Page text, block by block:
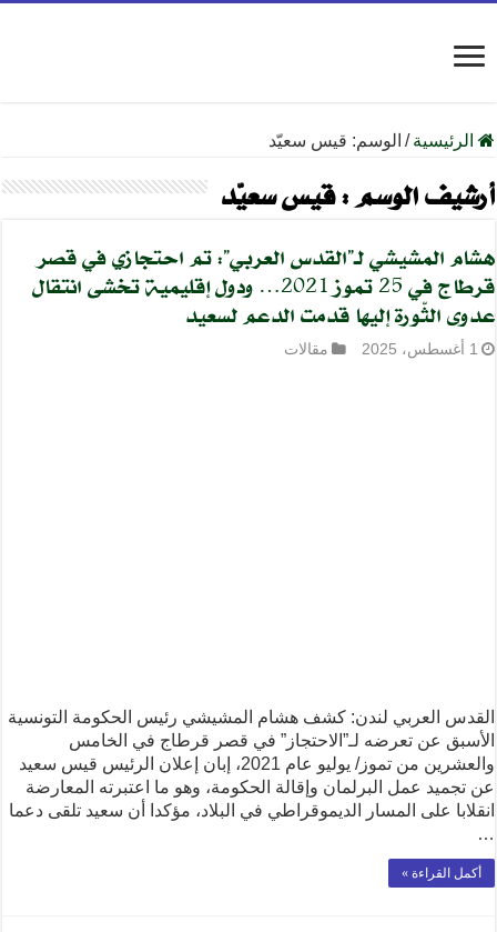
الرئيسية / الوسم: قيس سعيّد
أرشيف الوسم :قيس سعيّد
هشام المشيشي لـ”القدس العربي”: تم احتجازي في قصر
قرطاج في 25 تموز 2021… ودول إقليمية تخشى انتقال
عدوى الثّورة إليها قدمت الدعم لسعيد
1 أغسطس، 2025 مقالات
القدس العربي لندن: كشف هشام المشيشي رئيس الحكومة التونسية
الأسبق عن تعرضه لـ”الاحتجاز” في قصر قرطاج في الخامس
والعشرين من تموز/ يوليو عام 2021، إبان إعلان الرئيس قيس سعيد
عن تجميد عمل البرلمان وإقالة الحكومة، وهو ما اعتبرته المعارضة
انقلابا على المسار الديموقراطي في البلاد، مؤكدا أن سعيد تلقى دعما
…
أكمل القراءة »